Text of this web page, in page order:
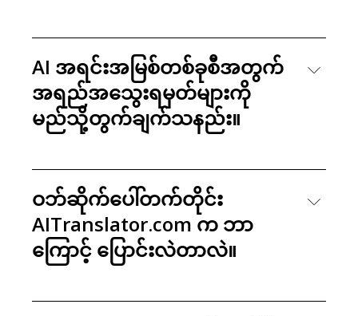
AI အရင်းအမြစ်တစ်ခုစီအတွက်
အရည်အသွေးရမှတ်များကို
မည်သို့တွက်ချက်သနည်း။
ဝဘ်ဆိုက်ပေါ်တက်တိုင်း
AITranslator.com က ဘာ
ကြောင့် ပြောင်းလဲတာလဲ။